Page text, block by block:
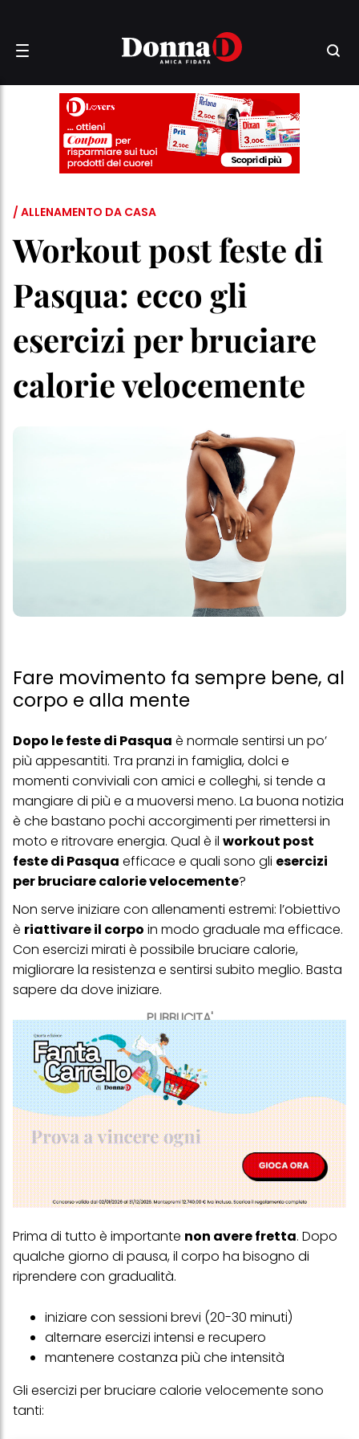
/ ALLENAMENTO DA CASA
Workout post feste di
Pasqua: ecco gli
esercizi per bruciare
calorie velocemente
Fare movimento fa sempre bene, al
corpo e alla mente
PUBBLICITA'
Dopo le feste di Pasqua è normale sentirsi un po’
più appesantiti. Tra pranzi in famiglia, dolci e
momenti conviviali con amici e colleghi, si tende a
mangiare di più e a muoversi meno. La buona notizia
è che bastano pochi accorgimenti per rimettersi in
moto e ritrovare energia. Qual è il workout post
feste di Pasqua efficace e quali sono gli esercizi
per bruciare calorie velocemente?
Non serve iniziare con allenamenti estremi: l’obiettivo
è riattivare il corpo in modo graduale ma efficace.
Con esercizi mirati è possibile bruciare calorie,
migliorare la resistenza e sentirsi subito meglio. Basta
sapere da dove iniziare.
Prima di tutto è importante non avere fretta. Dopo
qualche giorno di pausa, il corpo ha bisogno di
riprendere con gradualità.
iniziare con sessioni brevi (20-30 minuti)
alternare esercizi intensi e recupero
mantenere costanza più che intensità
Gli esercizi per bruciare calorie velocemente sono
tanti: